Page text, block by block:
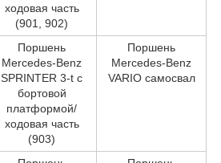
ходовая часть
(901, 902)
Поршень
Mercedes-Benz
SPRINTER 3-t c
бортовой
платформой/
ходовая часть
(903)
Поршень
Mercedes-Benz
VARIO самосвал